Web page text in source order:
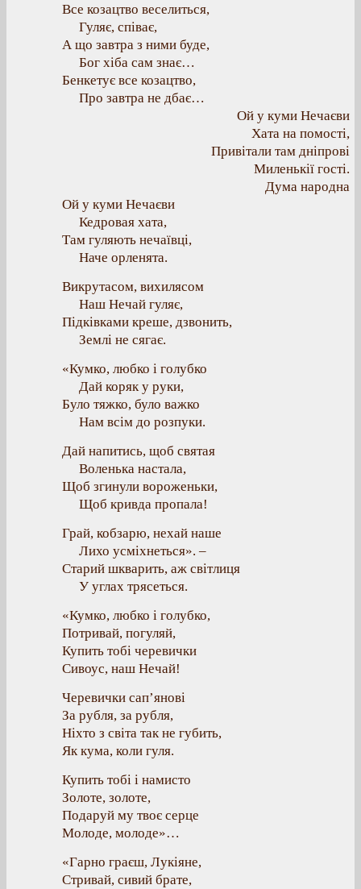
Все козацтво веселиться,
Гуляє, співає,
А що завтра з ними буде,
Бог хіба сам знає…
Бенкетує все козацтво,
Про завтра не дбає…
Ой у куми Нечаєви
Хата на помості,
Привітали там дніпрові
Миленькії гості.
Дума народна
Ой у куми Нечаєви
Кедровая хата,
Там гуляють нечаївці,
Наче орленята.
Викрутасом, вихилясом
Наш Нечай гуляє,
Підківками креше, дзвонить,
Землі не сягає.
«Кумко, любко і голубко
Дай коряк у руки,
Було тяжко, було важко
Нам всім до розпуки.
Дай напитись, щоб святая
Воленька настала,
Щоб згинули вороженьки,
Щоб кривда пропала!
Грай, кобзарю, нехай наше
Лихо усміхнеться». –
Старий шкварить, аж світлиця
У углах трясеться.
«Кумко, любко і голубко,
Потривай, погуляй,
Купить тобі черевички
Сивоус, наш Нечай!
Черевички сап’янові
За рубля, за рубля,
Ніхто з світа так не губить,
Як кума, коли гуля.
Купить тобі і намисто
Золоте, золоте,
Подаруй му твоє серце
Молоде, молоде»…
«Гарно граєш, Лукіяне,
Стривай, сивий брате,